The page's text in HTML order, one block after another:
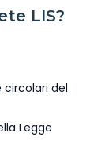
LIS?
circolari del
Legge